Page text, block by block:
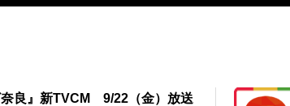
良』新TVCM 9/22（金）放送